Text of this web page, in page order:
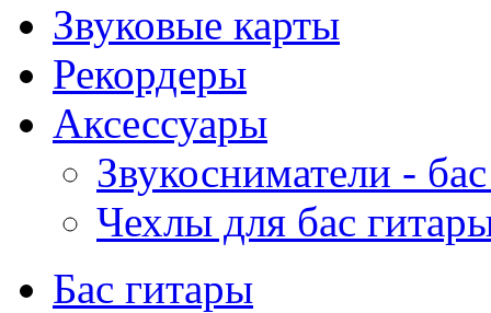
Звуковые карты
Рекордеры
Аксессуары
Звукосниматели -
Чехлы для бас
Бас гитары